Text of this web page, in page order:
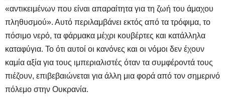
«αντικειμένων που είναι απαραίτητα για τη ζωή του άμαχου
πληθυσμού». Αυτό περιλαμβάνει εκτός από τα τρόφιμα, το
πόσιμο νερό, τα φάρμακα μέχρι κουβέρτες και κατάλληλα
καταφύγια. Το ότι αυτοί οι κανόνες και οι νόμοι δεν έχουν
καμία αξία για τους ιμπεριαλιστές όταν τα συμφέροντά τους
πιέζουν, επιβεβαιώνεται για άλλη μια φορά από τον σημερινό
πόλεμο στην Ουκρανία.